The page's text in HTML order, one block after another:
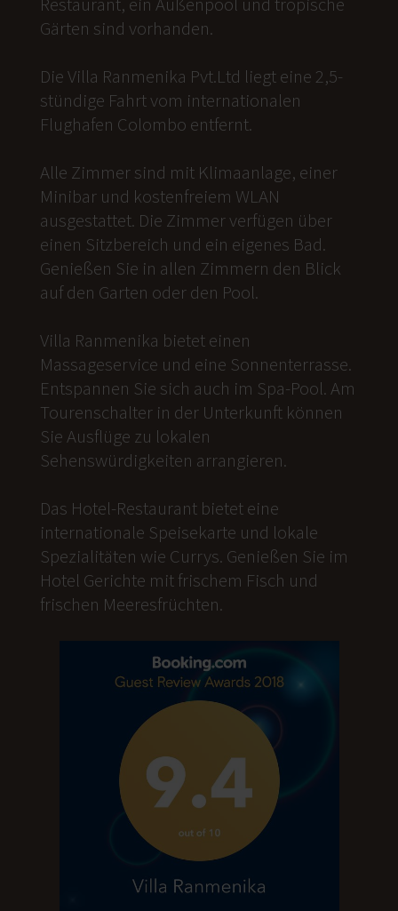
Gärten sind vorhanden.
Die Villa Ranmenika Pvt.Ltd liegt eine 2,5-
stündige Fahrt vom internationalen
Flughafen Colombo entfernt.
Alle Zimmer sind mit Klimaanlage, einer
Minibar und kostenfreiem WLAN
ausgestattet. Die Zimmer verfügen über
einen Sitzbereich und ein eigenes Bad.
Genießen Sie in allen Zimmern den Blick
auf den Garten oder den Pool.
Villa Ranmenika bietet einen
Massageservice und eine Sonnenterrasse.
Entspannen Sie sich auch im Spa-Pool. Am
Tourenschalter in der Unterkunft können
Sie Ausflüge zu lokalen
Sehenswürdigkeiten arrangieren.
Das Hotel-Restaurant bietet eine
internationale Speisekarte und lokale
Spezialitäten wie Currys. Genießen Sie im
Hotel Gerichte mit frischem Fisch und
frischen Meeresfrüchten.